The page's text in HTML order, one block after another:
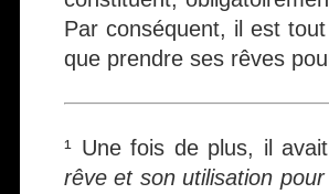
Par conséquent, il est
que prendre ses rêves
¹ Une fois de plus, il
rêve et son utilisation